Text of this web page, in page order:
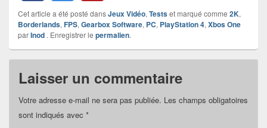
Cet article a été posté dansJeux Vidéo, Testset marqué comme 2K,
Borderlands, FPS, Gearbox Software, PC, PlayStation 4, Xbos One
parInod . Enregistrer le permalien.
Laisser un commentaire
Votre adresse e-mail ne sera pas publiée. Les champs obligatoires
sont indiqués avec *